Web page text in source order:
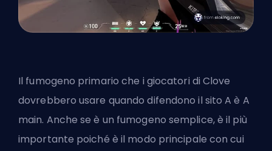
Il fumogeno primario che i giocatori di Clove
dovrebbero usare quando difendono il sito A è A
main. Anche se è un fumogeno semplice, è il più
importante poiché è il modo principale con cui